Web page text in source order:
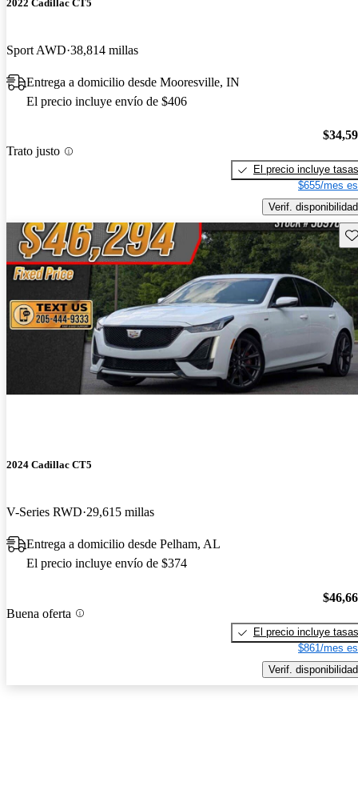
2022 Cadillac CT5
Sport AWD 38,814 millas
Entrega a domicilio desde Mooresville, IN
El precio incluye envío de $406
Trato justo
El precio incluye tasas
$655/mes
Verif. disponibilidad
2024 Cadillac CT5
V-Series RWD 29,615 millas
Entrega a domicilio desde Pelham, AL
El precio incluye envío de $374
Buena oferta
El precio incluye tasas
$861/mes
Verif. disponibilidad